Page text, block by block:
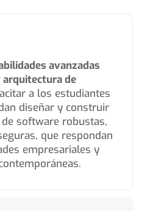
avanzadas
arquitectura de
a los estudiantes
diseñar y construir
software robustas,
que respondan
empresariales y